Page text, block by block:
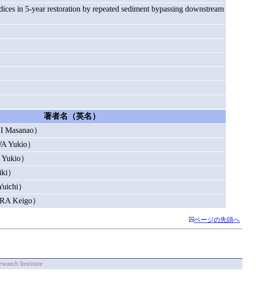
in 5-year restoration by repeated sediment bypassing downstream
著者名（英名）
）
Yukio）
）
）
）
Keigo）
ページの先頭へ
Institute